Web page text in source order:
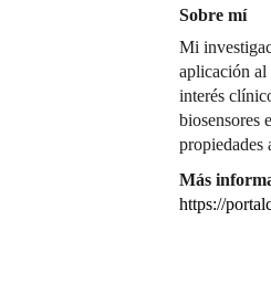
Sobre mí
Mi
aplicación al
interés
biosensores
propiedades
Más
https://